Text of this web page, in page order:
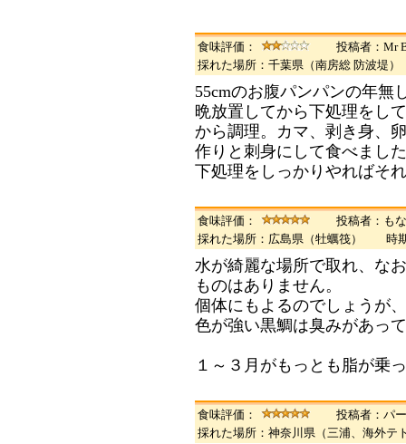
食味評価：
投稿者：Mr
採れた場所：千葉県（南房総 防波
55cmのお腹パンパンの年無
晩放置してから下処理をし
から調理。カマ、剥き身、
作りと刺身にして食べまし
下処理をしっかりやればそ
食味評価：
投稿者：も
採れた場所：広島県（牡蠣筏） 時
水が綺麗な場所で取れ、な
ものはありません。
個体にもよるのでしょうが
色が強い黒鯛は臭みがあっ
１～３月がもっとも脂が乗
食味評価：
投稿者：パ
採れた場所：神奈川県（三浦、海